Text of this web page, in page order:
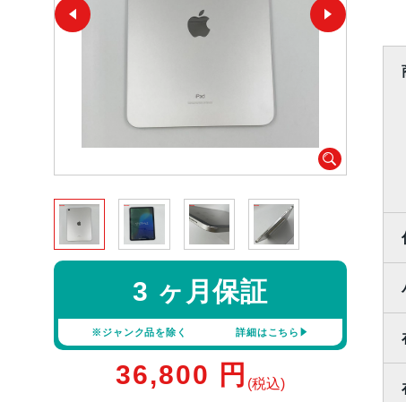
3 ヶ月保証
※ジャンク品を除く 詳細はこちら
36,800 円 (税込)